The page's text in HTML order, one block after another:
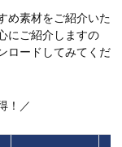
め素材をご紹介いた
にご紹介しますの
ロードしてみてくだ
！／